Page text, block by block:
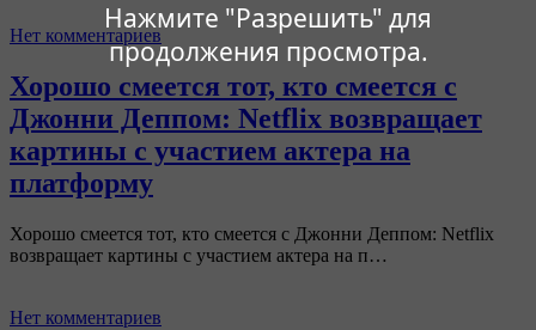
Нажмите "Разрешить" для
продолжения просмотра.
Нет комментариев
Хорошо смеется тот, кто смеется с
Джонни Деппом: Netflix возвращает
картины с участием актера на
платформу
Хорошо смеется тот, кто смеется с Джонни Деппом: Netflix
возвращает картины с участием актера на п…
Нет комментариев